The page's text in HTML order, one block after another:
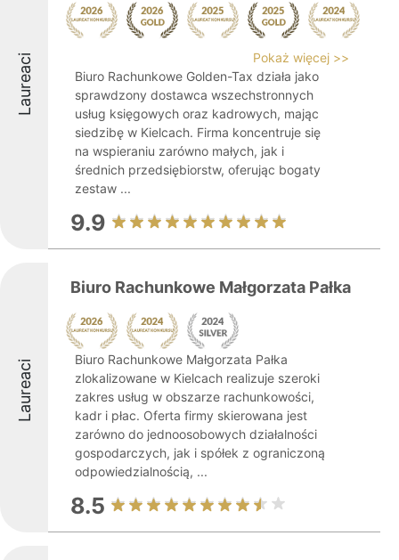
Laureaci
Pokaż więcej >>
Biuro Rachunkowe Golden-Tax działa jako
sprawdzony dostawca wszechstronnych
usług księgowych oraz kadrowych, mając
siedzibę w Kielcach. Firma koncentruje się
na wspieraniu zarówno małych, jak i
średnich przedsiębiorstw, oferując bogaty
zestaw ...
9.9
Laureaci
Biuro Rachunkowe Małgorzata Pałka
Biuro Rachunkowe Małgorzata Pałka
zlokalizowane w Kielcach realizuje szeroki
zakres usług w obszarze rachunkowości,
kadr i płac. Oferta firmy skierowana jest
zarówno do jednoosobowych działalności
gospodarczych, jak i spółek z ograniczoną
odpowiedzialnością, ...
8.5